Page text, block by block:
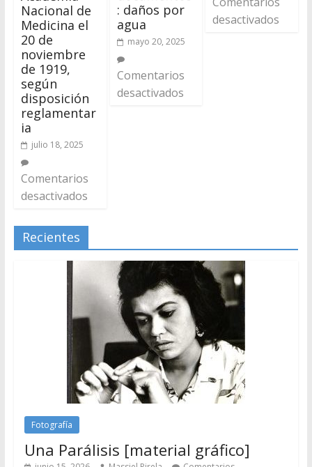
Nacional de
Medicina el
20 de
noviembre
de 1919,
según
disposición
reglamentar
ia
julio 18, 2025
Comentarios
desactivados
: daños por
agua
mayo 20, 2025
Comentarios
desactivados
desactivados
Recientes
Fotografía
Una Parálisis [material gráfico]